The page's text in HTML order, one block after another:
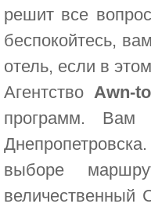
решит все
беспокойтесь,
отель, если в
АгентствоAwn-
программ. Вам
выборе
величественный